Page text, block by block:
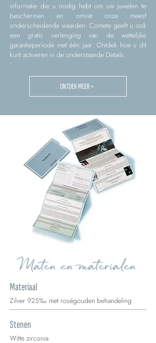
informatie die u nodig hebt om uw juwelen te
beschermen en omvat onze meest
onderscheidende waarden. Comete geeft u ook
een gratis verlenging van de wettelijke
garantieperiode met één jaar. Ontdek hoe u dit
kunt activeren in de onderstaande Details.
ONTDEK MEER >
Maten en materialen
Materiaal
Zilver 925‰ met roségouden behandeling
Stenen
Witte zirconia